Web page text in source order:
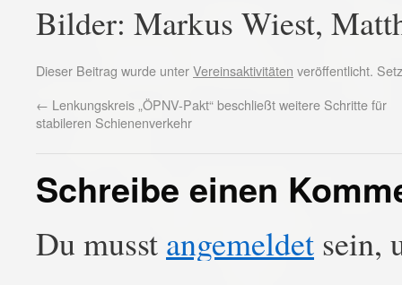
Bilder: Markus Wiest,
Dieser Beitrag wurde unterVereinsaktivitäten veröffentlicht.
← Lenkungskreis „ÖPNV-Pakt“ beschließt weitere Schritte für
stabileren Schienenverkehr
Schreibe einen
Du musst angemeldet sein,